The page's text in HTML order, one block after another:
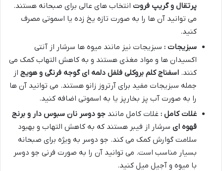
پرتقال و گریپ فروت انتخاب های عالی برای صبحانه هستند.
می توانید آن ها را به صورت تازه یخ زده یا اسموتی مصرف
کنید.
سبزیجات : سبزیجات نیز مانند میوه ها سرشار از آنتی
اکسیدان ها و مواد مغذی هستند و به کاهش التهاب کمک می
کنند. اسفناج کلم بروکلی فلفل دلمه ای گوجه فرنگی و هویج از
جمله سبزیجات مفید برای آرتروز زانو هستند. می توانید آن ها
را به صورت آب پز بخارپز یا به اسموتی اضافه کنید.
غلات کامل : غلات کامل مانند جو دوسر نان سبوس دار و برنج
قهوه ای سرشار از فیبر هستند که به کاهش التهاب و بهبود
سلامت گوارش کمک می کند. جو دوسر به ویژه برای صبحانه
بسیار مناسب است. می توانید آن را به صورت فرنی جو دوسر
با میوه و آجیل میل کنید.